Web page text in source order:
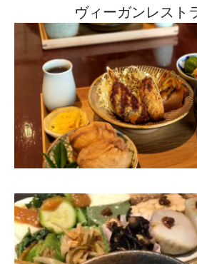
ヴィーガンレスト